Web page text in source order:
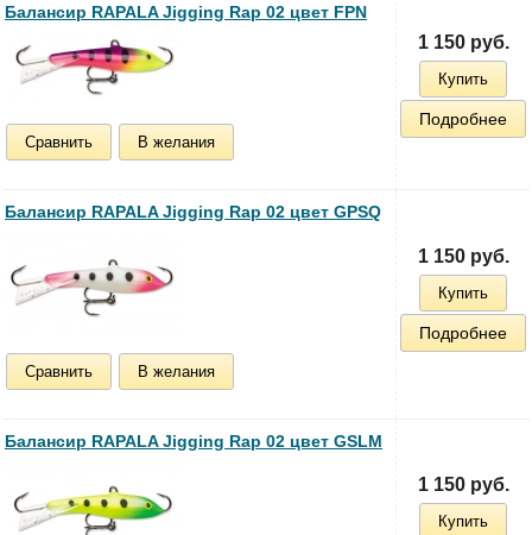
Балансир RAPALA Jigging Rap 02 цвет FPN
Сравнить В желания
1 150 руб.
Купить
Подробнее
Балансир RAPALA Jigging Rap 02 цвет GPSQ
Сравнить В желания
1 150 руб.
Купить
Подробнее
Балансир RAPALA Jigging Rap 02 цвет GSLM
1 150 руб.
Купить